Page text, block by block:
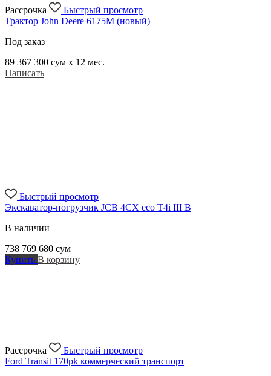
Рассрочка
Быстрый просмотр
Трактор John Deere 6175М (новый)
Под заказ
89 367 300 сум x 12 мес.
Написать
Быстрый просмотр
Экскаватор-погрузчик JCB 4CX eco T4i III B
В наличии
738 769 680 сум
Купить В корзину
Рассрочка
Быстрый просмотр
Ford Transit 170pk коммерческий транспорт